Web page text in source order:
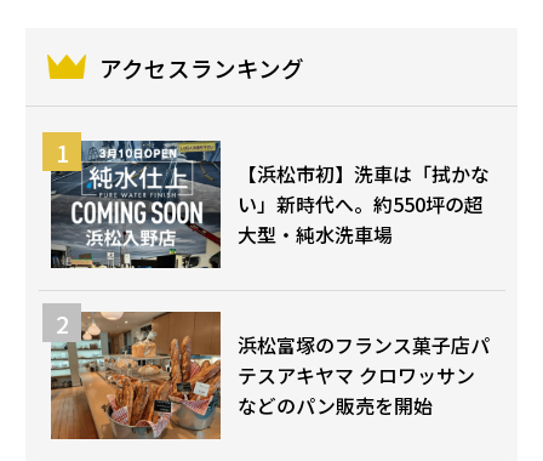
アクセスランキング
【浜松市初】洗車は「拭かな
い」新時代へ。約550坪の超
大型・純水洗車場
浜松富塚のフランス菓子店パ
テスアキヤマ クロワッサン
などのパン販売を開始